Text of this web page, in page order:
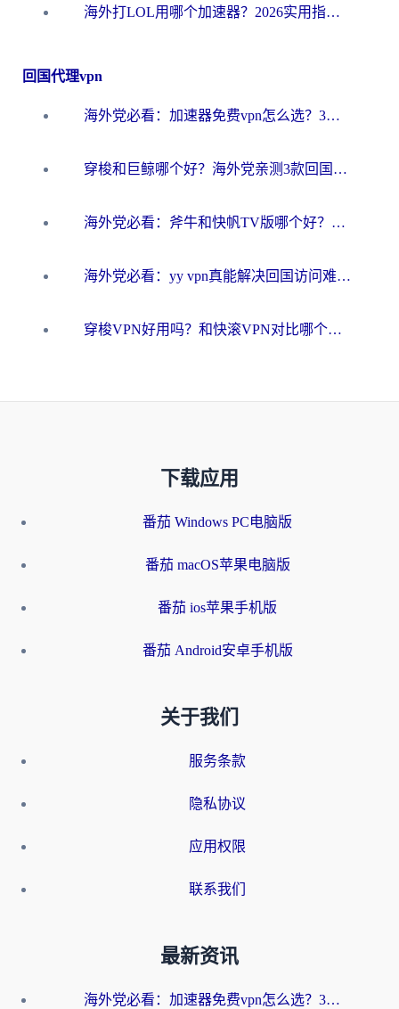
海外打LOL用哪个加速器？2026实用指南：从延迟到设备适配，一篇解决你的国服游戏痛点
回国代理vpn
海外党必看：加速器免费vpn怎么选？3步教你无缝访问国内资源
穿梭和巨鲸哪个好？海外党亲测3款回国加速器，教你避开90%的坑
海外党必看：斧牛和快帆TV版哪个好？3分钟选对回国加速器，无缝刷B站、追热剧
海外党必看：yy vpn真能解决回国访问难题？附云极initap测评+免费方案对比
穿梭VPN好用吗？和快滚VPN对比哪个回国效果更好？海外党选回国加速器必看指南
下载应用
番茄 Windows PC电脑版
番茄 macOS苹果电脑版
番茄 ios苹果手机版
番茄 Android安卓手机版
关于我们
服务条款
隐私协议
应用权限
联系我们
最新资讯
海外党必看：加速器免费vpn怎么选？3步教你无缝访问国内资源